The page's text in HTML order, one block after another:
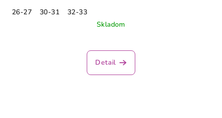
26-27
30-31
32-33
Skladom
Detail